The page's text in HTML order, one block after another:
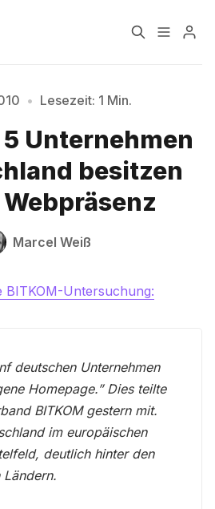
• Lesezeit: 1 Min.
Unternehmen
besitzen
Marcel Weiß
BITKOM-Untersuchung:
deutschen Unternehmen
Homepage.” Dies teilte
BITKOM gestern mit.
im europäischen
deutlich hinter den